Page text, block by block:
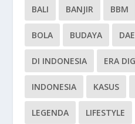
BALI BANJIR BBM
BOLA BUDAYA
DI INDONESIA ERA
INDONESIA KASUS
LEGENDA LIFESTYLE